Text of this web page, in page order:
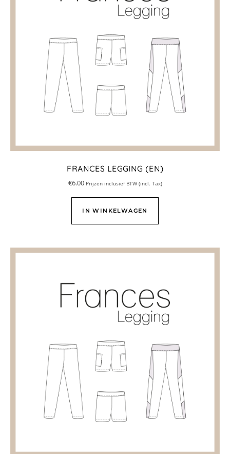
FRANCES LEGGING (EN)
€6.00 Prijzen inclusief BTW (incl. Tax)
IN WINKELWAGEN